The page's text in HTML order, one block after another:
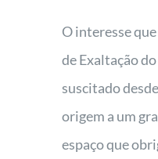
O interesse
de Exaltação
suscitado
origem a um
espaço que